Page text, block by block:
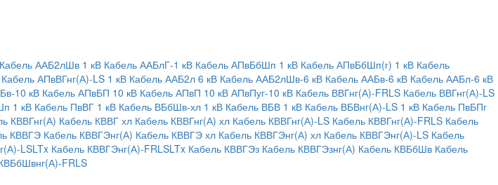
Кабель ААБ2лШв 1 кВ Кабель ААБлГ-1 кВ Кабель АПвБбШп 1 кВ Кабель АПвБбШп(г) 1 кВ Кабель
Кабель АПвВГнг(А)-LS 1 кВ Кабель ААБ2л 6 кВ Кабель ААБ2лШв-6 кВ Кабель ААБв-6 кВ Кабель ААБл-6 кВ
10 кВ Кабель АПвБП 10 кВ Кабель АПвП 10 кВ АПвПуг-10 кВ Кабель ВВГнг(А)-FRLS Кабель ВВГнг(А)-LS
1 кВ Кабель ПвВГ 1 кВ Кабель ВБбШв-хл 1 кВ Кабель ВБВ 1 кВ Кабель ВБВнг(А)-LS 1 кВ Кабель ПвБПг
КВВГнг(А) Кабель КВВГ хл Кабель КВВГнг(А) хл Кабель КВВГнг(А)-LS Кабель КВВГнг(А)-FRLS Кабель
КВВГЭ Кабель КВВГЭнг(А) Кабель КВВГЭ хл Кабель КВВГЭнг(А) хл Кабель КВВГЭнг(А)-LS Кабель
LSLTx Кабель КВВГЭнг(А)-FRLSLTx Кабель КВВГЭз Кабель КВВГЭзнг(А) Кабель КВБбШв Кабель
FRLS